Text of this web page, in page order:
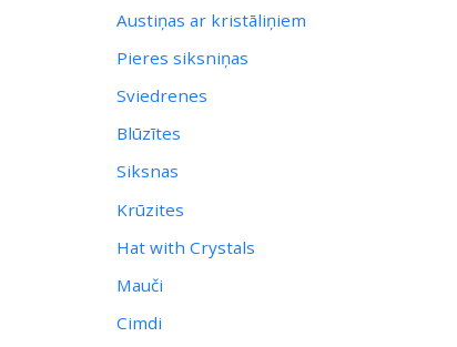
Austiņas ar kristāliņiem
Pieres siksniņas
Sviedrenes
Blūzītes
Siksnas
Krūzites
Hat with Crystals
Mauči
Cimdi